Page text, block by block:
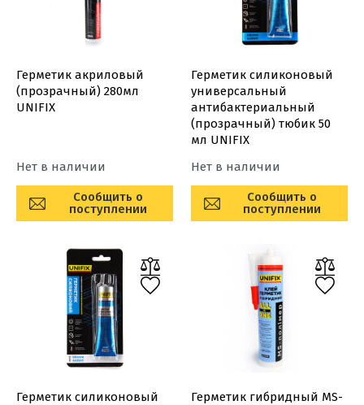
Герметик акриловый
(прозрачный) 280мл
UNIFIX
Нет в наличии
Сообщить о
поступлении
Герметик силиконовый
универсальный
антибактериальный
(прозрачный) тюбик 50
мл UNIFIX
Нет в наличии
Сообщить о
поступлении
Герметик силиконовый
Герметик гибридный MS-